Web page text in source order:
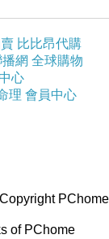
比比昂代購
網 全球購物
心
理 會員中心
PChome
of PChome